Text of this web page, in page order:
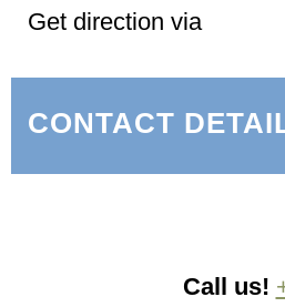
Get direction via
CONTACT
Call us!